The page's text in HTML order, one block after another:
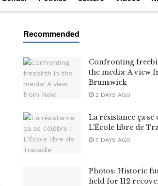
Confronting
the media: A view
Brunswick
2 DAYS AGO
La résistance ça se
L’École libre de
7 DAYS AGO
Photos: Historic
held for 112